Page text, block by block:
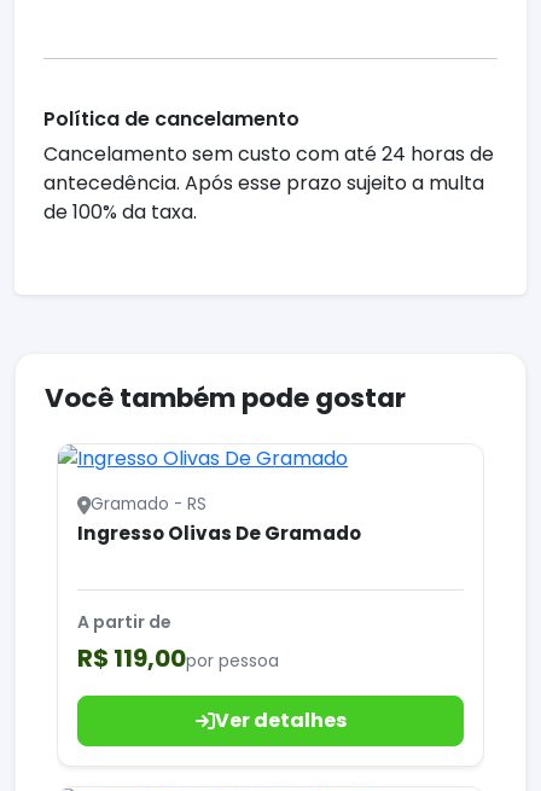
Política de cancelamento
Cancelamento sem custo com até 24 horas de
antecedência. Após esse prazo sujeito a multa
de 100% da taxa.
Você também pode gostar
Gramado - RS
Ingresso Olivas De Gramado
A partir de
R$ 119,00por pessoa
Ver detalhes